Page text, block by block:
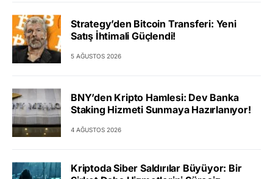
Strategy’den Bitcoin Transferi: Yeni
Satış İhtimali Güçlendi!
5 AĞUSTOS 2026
BNY’den Kripto Hamlesi: Dev Banka
Staking Hizmeti Sunmaya Hazırlanıyor!
4 AĞUSTOS 2026
Kriptoda Siber Saldırılar Büyüyor: Bir